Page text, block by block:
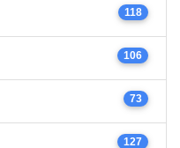
118
106
73
127